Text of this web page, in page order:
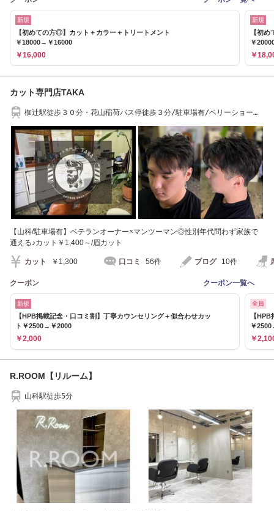
新規
【初めての方◎】カット＋カラー＋トリートメント
￥18000→￥16000
￥16,000
新規
【初
￥
￥
カット専門店TAKA
椥辻駅徒歩３０分・花山稲荷バス停徒歩３分/駐車場有/ベリーショー
【山科/駐車場有】ベテランオーナー×マンツーマン◎性別年代問わず家族で
通える♪カット￥1,400～/眉カット
カット ￥1,300 口コミ 56件 ブログ 10件
クーポン クーポン一覧へ
新規
【HPB掲載記念・口コミ割】丁寧カウンセリング＋似合わせカッ
ト￥2500→￥2000
￥2,000
全員
【
￥
￥
R.ROOM【リルーム】
山科駅徒歩5分